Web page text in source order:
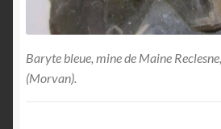
Baryte bleue, mine de Maine
(Morvan).